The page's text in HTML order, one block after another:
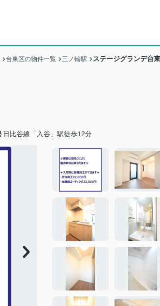
台東区の物件一覧 三ノ輪駅 ステージグランデ台
日比谷線「入谷」駅徒歩12分